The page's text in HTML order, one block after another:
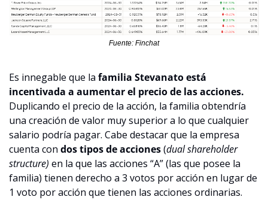
Fuente: Finchat
Es innegable que la familia Stevanato está
incentivada a aumentar el precio de las acciones.
Duplicando el precio de la acción, la familia obtendría
una creación de valor muy superior a lo que cualquier
salario podría pagar. Cabe destacar que la empresa
cuenta con dos tipos de acciones (dual shareholder
structure) en la que las acciones “A” (las que posee la
familia) tienen derecho a 3 votos por acción en lugar de
1 voto por acción que tienen las acciones ordinarias.